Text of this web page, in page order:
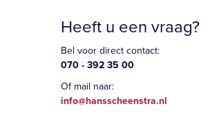
Heeft u een vraag?
Bel voor direct contact:
070 - 392 35 00
Of mail naar:
info@hansscheenstra.nl